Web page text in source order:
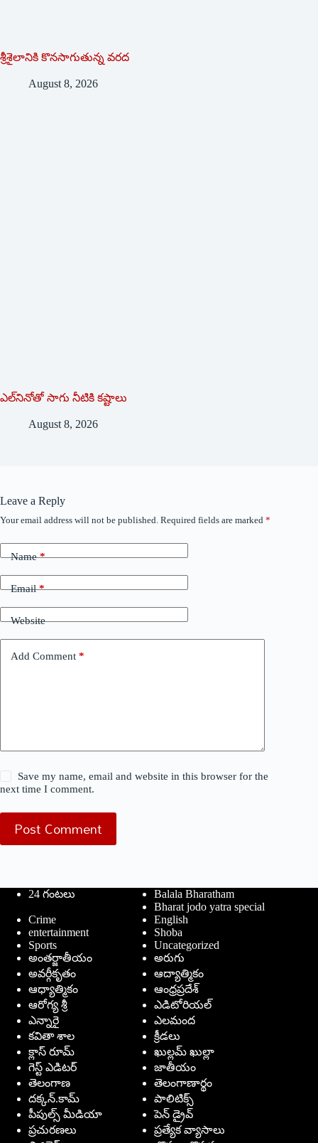
శ్రీశైలానికి కొనసాగుతున్న వరద
August 8, 2026
ఎల్‌నినోతో సాగు నీటికి కష్టాలు
August 8, 2026
Leave a Reply
Your email address will not be published. Required fields are marked *
Name*
Email*
Website
Add Comment *
Save my name, email and website in this browser for the
next time I comment.
Post Comment
24 గంటలు
Balala Bharatham
Bharat jodo yatra special
Crime
English
entertainment
Shoba
Sports
Uncategorized
అంతర్జాతీయం
అరుగు
అవర్గీకృతం
ఆద్యాత్మికం
ఆధ్యాత్మికం
ఆంధ్రప్రదేశ్
ఆరోగ్య శ్రీ
ఎడిటోరియల్
ఎన్నారై
ఎలమంద
కవితా శాల
క్రీడలు
క్లాస్ రూమ్
ఖుల్లమ్ ఖుల్లా
గెస్ట్ ఎడిటర్
జాతీయం
తెలంగాణ
తెలంగాణార్థం
దక్కన్.కామ్
పాలిటిక్స్
పీపుల్స్ ‌మీడియా
పెన్ డ్రైవ్
ప్రచురణలు
ప్రత్యేక వ్యాసాలు